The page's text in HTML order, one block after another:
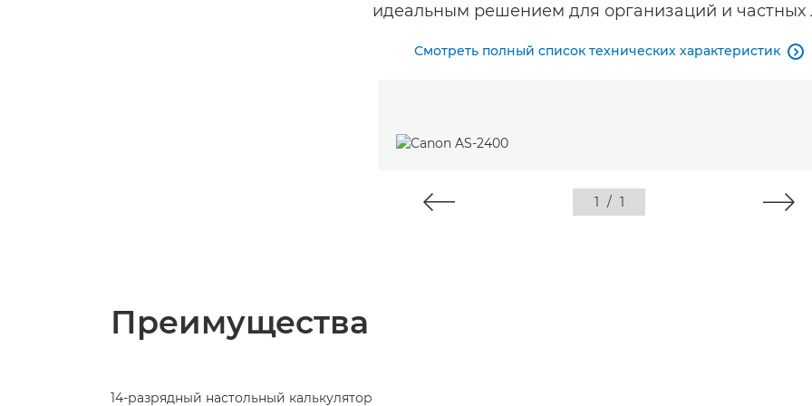
идеальным решением для организаций и частных
Смотреть полный список технических характеристик 
1 / 1
Преимущества
14-разрядный настольный калькулятор